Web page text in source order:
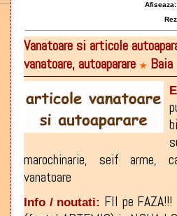
Vanatoare si articole
vanatoare, autoaparare ★
marochinarie, seif arme,
vanatoare
Info / noutati: FII pe